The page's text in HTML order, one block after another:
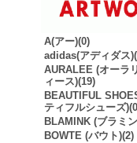
A(アー)(0)
adidas(アディダス
AURALEE (オーラ
ィース)(19)
BEAUTIFUL
ティフルシューズ
BLAMINK (ブラミ
BOWTE (バウト)(2)